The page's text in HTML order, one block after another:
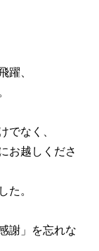
、
なく、
お越しくださ
。
謝」を忘れな